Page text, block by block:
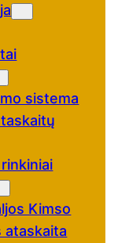
sistema
Kimso
ataskaita